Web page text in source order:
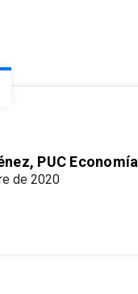
PUC Economía
de 2020